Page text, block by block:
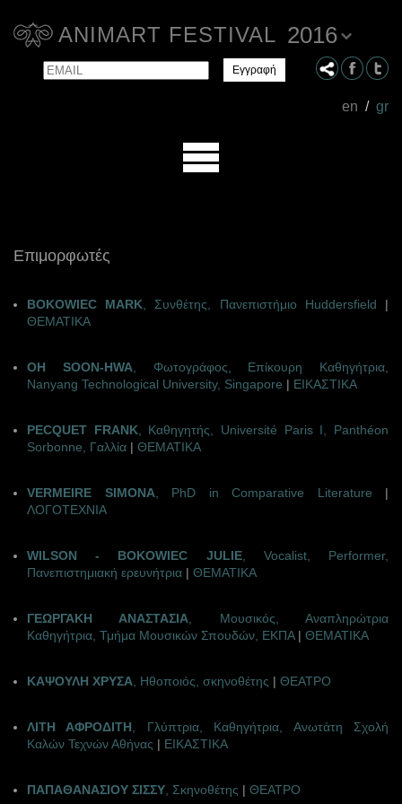
ANIMART FESTIVAL 2016
en / gr
Email Name
Επιμορφωτές
BOKOWIEC MARK , Συνθέτης, Πανεπιστήμιο Huddersfield |
ΘΕΜΑΤΙΚΑ
OH SOON-HWA , Φωτογράφος, Eπίκουρη Καθηγήτρια,
Nanyang Technological University, Singapore | ΕΙΚΑΣΤΙΚΑ
PECQUET FRANΚ , Καθηγητής, Université Paris Ι, Panthéon
Sorbonne, Γαλλία | ΘΕΜΑΤΙΚΑ
VERMEIRE SIMONA , PhD in Comparative Literature |
ΛΟΓΟΤΕΧΝΙΑ
WILSON - BOKOWIEC JULIE, Vocalist, Performer,
Πανεπιστημιακή ερευνήτρια | ΘΕΜΑΤΙΚΑ
ΓΕΩΡΓΑΚΗ ΑΝΑΣΤΑΣΙΑ , Μουσικός, Αναπληρώτρια
Καθηγήτρια, Τμήμα Μουσικών Σπουδών, ΕΚΠΑ| ΘΕΜΑΤΙΚΑ
ΚΑΨΟΥΛΗ ΧΡΥΣΑ , Ηθοποιός, σκηνοθέτης | ΘΕΑΤΡΟ
ΛΙΤΗ ΑΦΡΟΔΙΤΗ , Γλύπτρια, Καθηγήτρια, Ανωτάτη Σχολή
Καλών Τεχνών Αθήνας | ΕΙΚΑΣΤΙΚΑ
ΠΑΠΑΘΑΝΑΣΙΟΥ ΣΙΣΣΥ , Σκηνοθέτης | ΘΕΑΤΡΟ